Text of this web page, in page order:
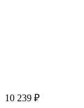
10 239 ₽